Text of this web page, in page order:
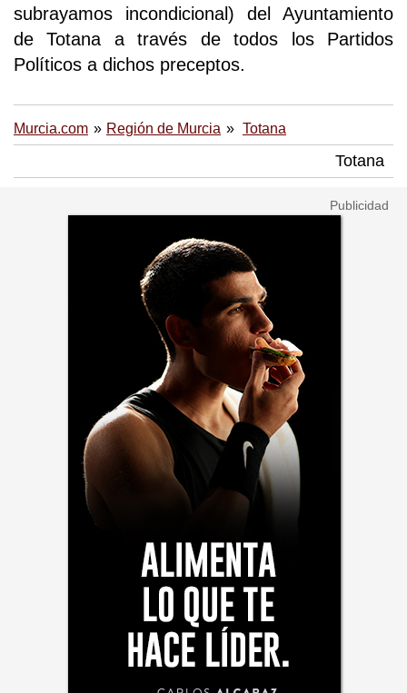
subrayamos incondicional) del Ayuntamiento
de Totana a través de todos los Partidos
Políticos a dichos preceptos.
Murcia.com Región de Murcia Totana
Totana